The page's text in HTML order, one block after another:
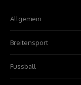
Allgemein
Breitensport
Fussball